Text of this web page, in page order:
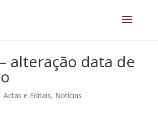
alteração data de
Actas e Editais, Notícias